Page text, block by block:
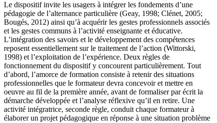
Le dispositif invite les usagers à intégrer les fondements d’une
pédagogie de l’alternance particulière (Geay, 1998; Clénet, 2005;
Bougés, 2012) ainsi qu’à acquérir les gestes professionnels associés
et les gestes communs à l’activité enseignante et éducative.
L’intégration des savoirs et le développement des compétences
reposent essentiellement sur le traitement de l’action (Wittorski,
1998) et l’exploitation de l’expérience. Deux règles de
fonctionnement du dispositif y concourent particulièrement. Tout
d’abord, l’amorce de formation consiste à retenir des situations
professionnelles que le formateur devra concevoir et mettre en
oeuvre au fil de la première année, avant de formaliser par écrit la
démarche développée et l’analyse réflexive qu’il en retire. Une
activité intégratrice, seconde règle, conduit chaque formateur à
élaborer un projet pédagogique en réponse à une situation problème